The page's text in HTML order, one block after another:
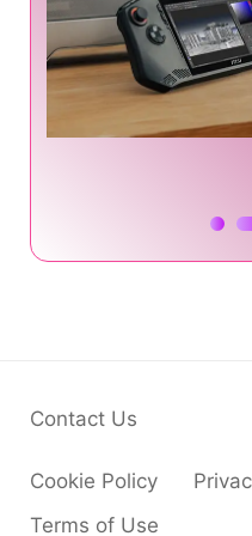
Cookie Policy
Terms of Use
Contact Us